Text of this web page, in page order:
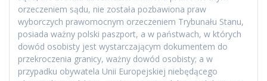
orzeczeniem sądu, nie została pozbawiona praw
wyborczych prawomocnym orzeczeniem Trybunału Stanu,
posiada ważny polski paszport, a w państwach, w których
dowód osobisty jest wystarczającym dokumentem do
przekroczenia granicy, ważny dowód osobisty; a w
przypadku obywatela Unii Europejskiej niebędącego